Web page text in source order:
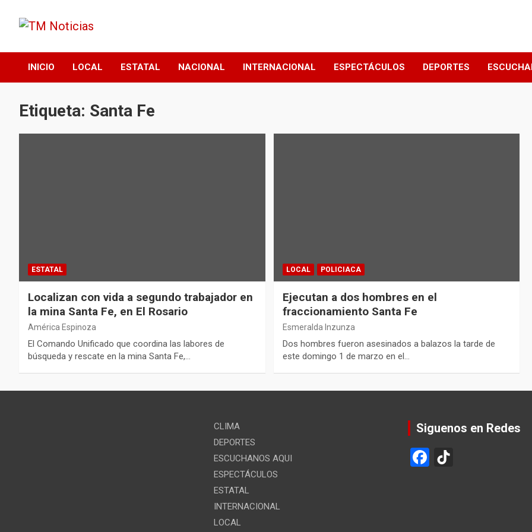
contenido
TM Noticias
INICIO LOCAL ESTATAL NACIONAL INTERNACIONAL ESPECTÁCULOS DEPORTES
Etiqueta: Santa Fe
ESTATAL
Localizan con vida a segundo trabajador en
la mina Santa Fe, en El Rosario
América Espinoza
El Comando Unificado que coordina las labores de
búsqueda y rescate en la mina Santa Fe,…
LOCAL POLICIACA
Ejecutan a dos hombres en el
fraccionamiento Santa Fe
Esmeralda Inzunza
Dos hombres fueron asesinados a balazos la tarde de
este domingo 1 de marzo en el…
CLIMA
DEPORTES
ESCUCHANOS AQUI
ESPECTÁCULOS
ESTATAL
INTERNACIONAL
LOCAL
Siguenos en Redes
F